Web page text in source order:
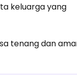
keluarga yang
tenang dan